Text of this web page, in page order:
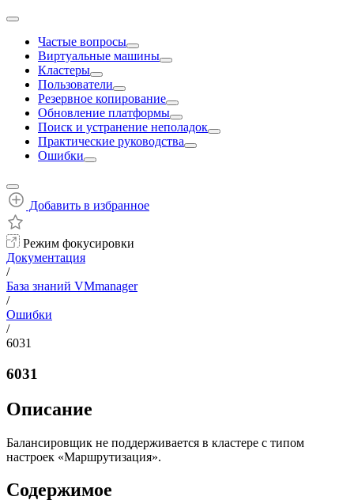
Частые вопросы
Виртуальные машины
Кластеры
Пользователи
Резервное копирование
Обновление платформы
Поиск и устранение неполадок
Практические руководства
Ошибки
Добавить в избранное
Режим фокусировки
Документация
/
База знаний VMmanager
/
Ошибки
/
6031
6031
Описание
Балансировщик не поддерживается в кластере с типом
настроек «Маршрутизация».
Содержимое